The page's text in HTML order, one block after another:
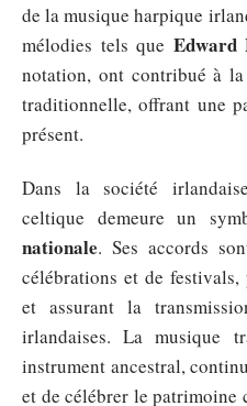
de la musique harpique
mélodies tels que Edward
notation, ont contribué à
traditionnelle, offrant une
présent.
Dans la société
celtique demeure un
nationale. Ses accords
célébrations et de
et assurant la
irlandaises. La musique
instrument ancestral,
et de célébrer le patrimoine